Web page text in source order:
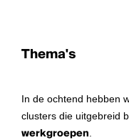
Thema's
In de ochtend hebben
clusters die uitgebreid
werkgroepen.